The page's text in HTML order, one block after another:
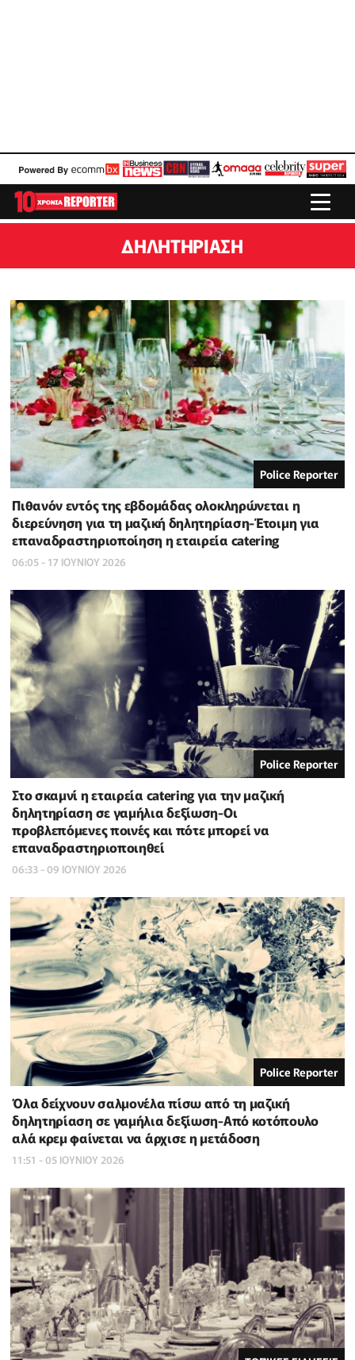
ΔΗΛΗΤΗΡΊΑΣΗ
Police Reporter
Πιθανόν εντός της εβδομάδας ολοκληρώνεται η
διερεύνηση για τη μαζική δηλητηρίαση-Έτοιμη για
επαναδραστηριοποίηση η εταιρεία catering
06:05 - 17 ΙΟΥΝΙΟΥ 2026
Police Reporter
Στο σκαμνί η εταιρεία catering για την μαζική
δηλητηρίαση σε γαμήλια δεξίωση-Οι
προβλεπόμενες ποινές και πότε μπορεί να
επαναδραστηριοποιηθεί
06:33 - 09 ΙΟΥΝΙΟΥ 2026
Police Reporter
Όλα δείχνουν σαλμονέλα πίσω από τη μαζική
δηλητηρίαση σε γαμήλια δεξίωση-Από κοτόπουλο
αλά κρεμ φαίνεται να άρχισε η μετάδοση
11:51 - 05 ΙΟΥΝΙΟΥ 2026